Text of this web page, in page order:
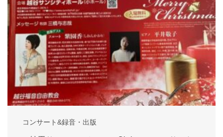
コンサート&録音・出版